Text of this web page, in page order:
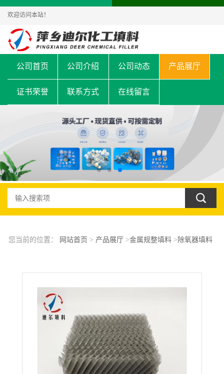
欢迎访问本站！
公司首页 公司介绍 公司动态 产品展厅
证书荣誉 联系方式 在线留言
您当前的位置： 网站首页 > 产品展厅>金属规整填料> 除氧器填料